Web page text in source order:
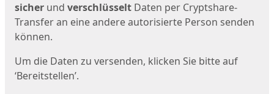
sicher und verschlüsselt Daten per Cryptshare-
Transfer an eine andere autorisierte Person senden
können.
Um die Daten zu versenden, klicken Sie bitte auf
‘Bereitstellen’.